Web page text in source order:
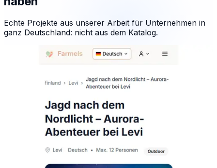
Echte Projekte aus unserer Arbeit für Unternehmen in
ganz Deutschland: nicht aus dem Katalog.